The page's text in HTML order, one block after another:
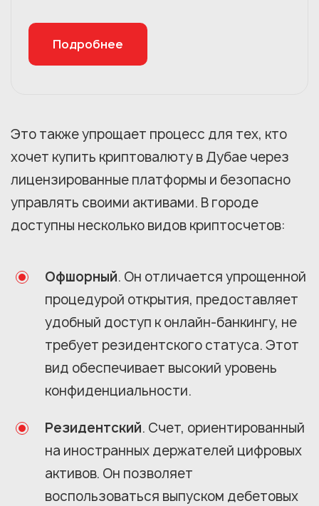
Подробнее
Это также упрощает процесс для тех, кто
хочет купить криптовалюту в Дубае через
лицензированные платформы и безопасно
управлять своими активами. В городе
доступны несколько видов криптосчетов:
Офшорный. Он отличается упрощенной
процедурой открытия, предоставляет
удобный доступ к онлайн-банкингу, не
требует резидентского статуса. Этот
вид обеспечивает высокий уровень
конфиденциальности.
Резидентский. Счет, ориентированный
на иностранных держателей цифровых
активов. Он позволяет
воспользоваться выпуском дебетовых